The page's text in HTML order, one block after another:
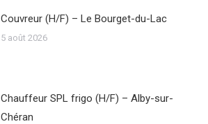
Couvreur (H/F) – Le Bourget-du-Lac
5 août 2026
Chauffeur SPL frigo (H/F) – Alby-sur-
Chéran